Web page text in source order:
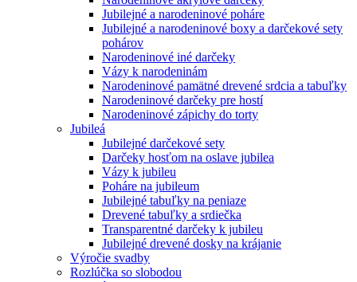
Jubilejné a narodeninové poháre
Jubilejné a narodeninové boxy a darčekové sety
pohárov
Narodeninové iné darčeky
Vázy k narodeninám
Narodeninové pamätné drevené srdcia a tabuľky
Narodeninové darčeky pre hostí
Narodeninové zápichy do torty
Jubileá
Jubilejné darčekové sety
Darčeky hosťom na oslave jubilea
Vázy k jubileu
Poháre na jubileum
Jubilejné tabuľky na peniaze
Drevené tabuľky a srdiečka
Transparentné darčeky k jubileu
Jubilejné drevené dosky na krájanie
Výročie svadby
Rozlúčka so slobodou